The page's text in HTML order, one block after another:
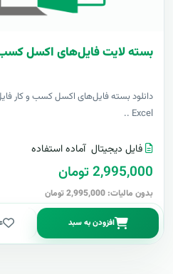
بسته لایت فایل‌های اکسل
دانلود بسته فایل‌های اکسل کسب و کار
Excel ..
فایل دیجیتال آماده استفاده
2,995,000 تومان
بدون مالیات: 2,995,000 تومان
افزودن به سبد